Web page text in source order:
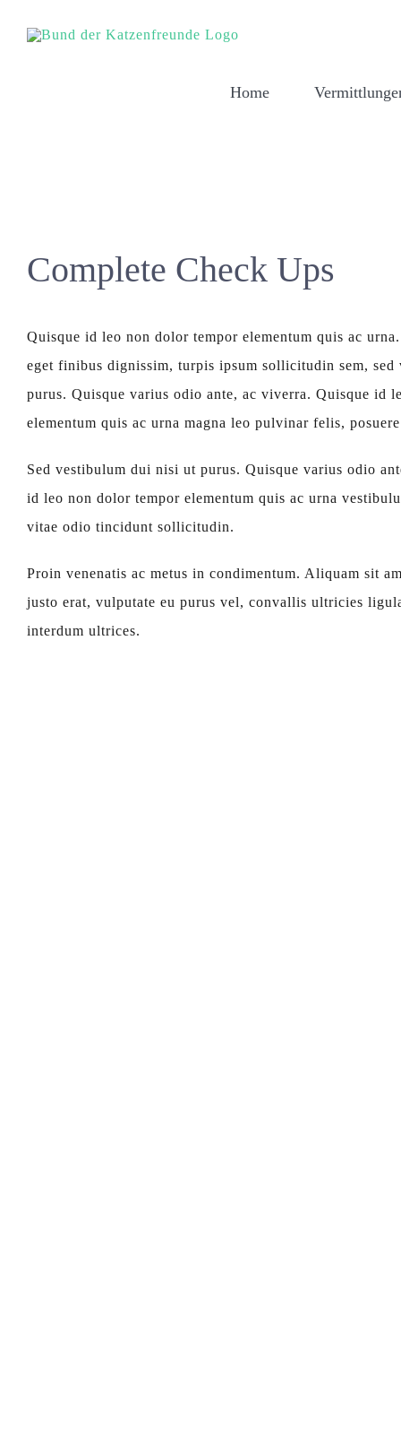
Inhalt
Home
Complete Check Ups
Quisque id leo non dolor tempor elementum quis ac
eget finibus dignissim, turpis ipsum sollicitudin sem,
purus. Quisque varius odio ante, ac viverra. Quisque id
elementum quis ac urna magna leo pulvinar felis,
Sed vestibulum dui nisi ut purus. Quisque varius odio
id leo non dolor tempor elementum quis ac urna
vitae odio tincidunt sollicitudin.
Proin venenatis ac metus in condimentum. Aliquam sit
justo erat, vulputate eu purus vel, convallis ultricies
interdum ultrices.